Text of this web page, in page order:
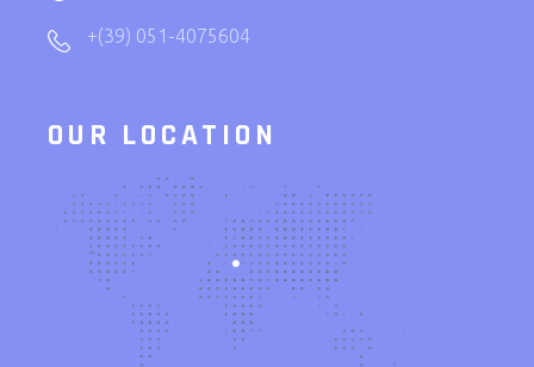
+(39) 051-4075604
OUR LOCATION